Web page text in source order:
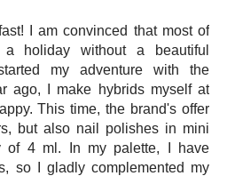
I am convinced that most of
holiday without a beautiful
my adventure with the
ago, I make hybrids myself at
This time, the brand's offer
but also nail polishes in mini
of 4 ml. In my palette, I have
so I gladly complemented my